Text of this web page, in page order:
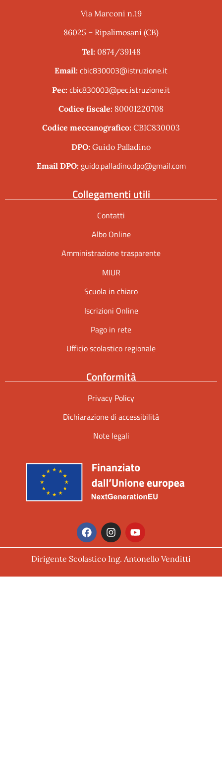
Via Marconi n.19
86025 – Ripalimosani (CB)
Tel: 0874/39148
Email: cbic830003@istruzione.it
Pec: cbic830003@pec.istruzione.it
Codice fiscale: 80001220708
Codice meccanografico: CBIC830003
DPO: Guido Palladino
Email DPO: guido.palladino.dpo@gmail.com
Collegamenti utili
Contatti
Albo Online
Amministrazione trasparente
MIUR
Scuola in chiaro
Iscrizioni Online
Pago in rete
Ufficio scolastico regionale
Conformità
Privacy Policy
Dichiarazione di accessibilità
Note legali
Dirigente Scolastico Ing. Antonello Venditti